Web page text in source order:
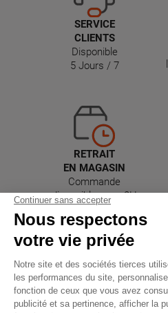
SERVICE
CLIENTS
Disponible
5 Jours / 7
RETRAIT
EN MAGASIN
Commande
disponible sous 2H